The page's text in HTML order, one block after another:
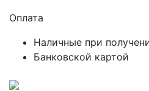
Оплата
Наличные при
Банковской картой